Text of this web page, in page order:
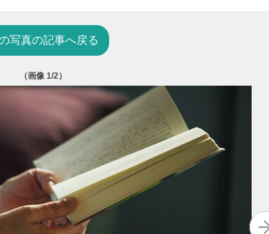
写真の記事へ戻る
（画像1/2）